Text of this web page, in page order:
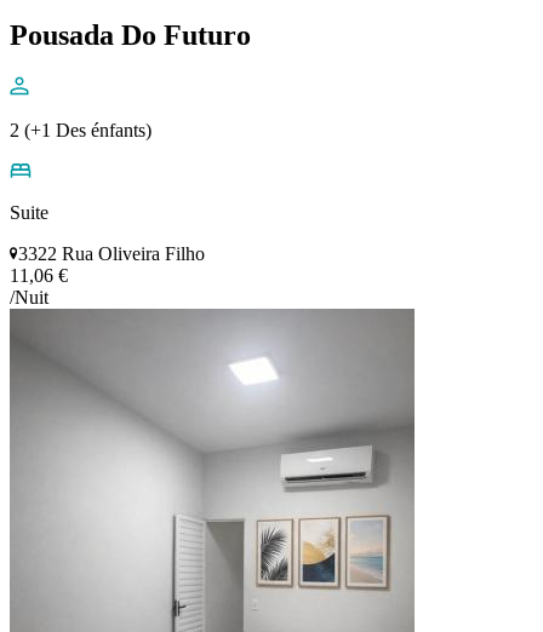
Pousada Do Futuro
2 (+1 Des énfants)
Suite
3322 Rua Oliveira Filho
11,06 €
/Nuit